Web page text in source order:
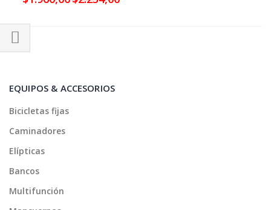
especial
EQUIPOS & ACCESORIOS
Bicicletas fijas
Caminadores
Elípticas
Bancos
Multifunción
Comprar